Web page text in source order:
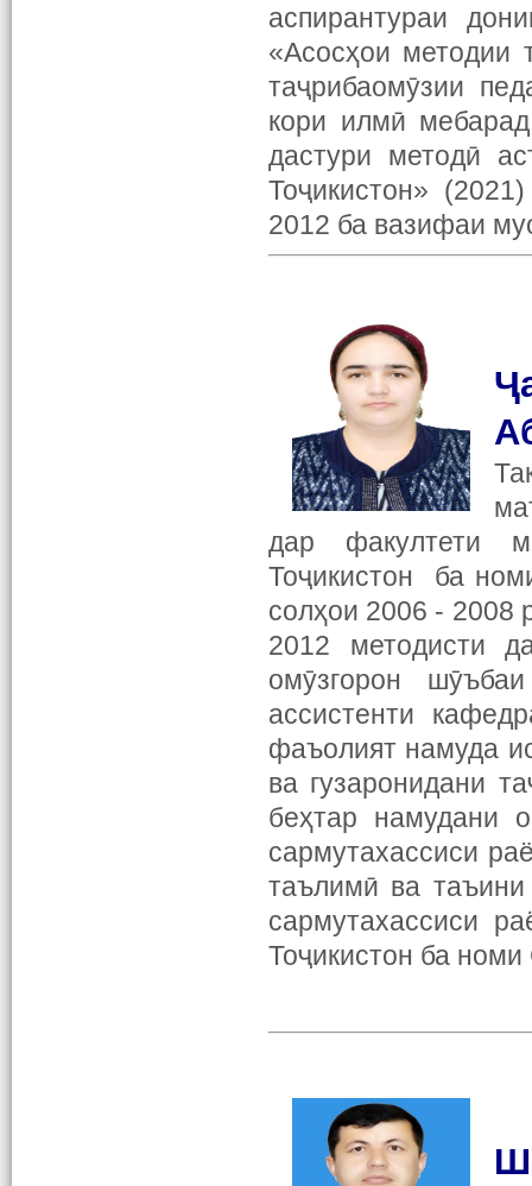
аспирантураи
«Асосҳои методии
таҷрибаомӯзии
кори илмӣ
дастури методӣ
Тоҷикистон»
2012 ба вазифаи
дар факултети
Тоҷикистон ба
солҳои 2006 - 2008
2012 методисти
омӯзгорон
ассистенти
фаъолият намуда
ва гузаронидани
беҳтар намудани
сармутахассиси
таълимӣ ва
сармутахассиси
Тоҷикистон ба